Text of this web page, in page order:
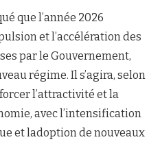
que l’année 2026
et l’accélération des
par le Gouvernement,
régime. Il s’agira, selon
l’attractivité et la
avec l’intensification
et ladoption de nouveaux